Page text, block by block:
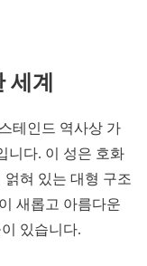
계
테인드 역사상 가
니다. 이 성은 호화
얽혀 있는 대형 구조
새롭고 아름다운
있습니다.